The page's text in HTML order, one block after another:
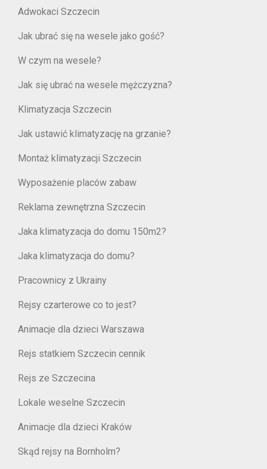
Adwokaci Szczecin
Jak ubrać się na wesele jako gość?
W czym na wesele?
Jak się ubrać na wesele mężczyzna?
Klimatyzacja Szczecin
Jak ustawić klimatyzację na grzanie?
Montaż klimatyzacji Szczecin
Wyposażenie placów zabaw
Reklama zewnętrzna Szczecin
Jaka klimatyzacja do domu 150m2?
Jaka klimatyzacja do domu?
Pracownicy z Ukrainy
Rejsy czarterowe co to jest?
Animacje dla dzieci Warszawa
Rejs statkiem Szczecin cennik
Rejs ze Szczecina
Lokale weselne Szczecin
Animacje dla dzieci Kraków
Skąd rejsy na Bornholm?